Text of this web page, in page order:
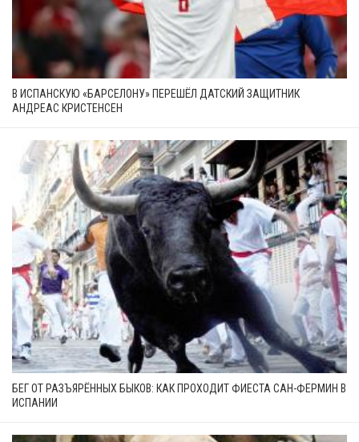
В ИСПАНСКУЮ «БАРСЕЛОНУ» ПЕРЕШЁЛ ДАТСКИЙ ЗАЩИТНИК
АНДРЕАС КРИСТЕНСЕН
БЕГ ОТ РАЗЪЯРЁННЫХ БЫКОВ: КАК ПРОХОДИТ ФИЕСТА САН-ФЕРМИН В
ИСПАНИИ